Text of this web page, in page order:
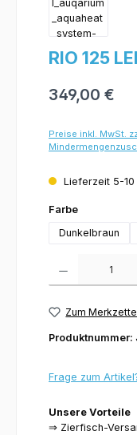
RIO 125
349,00 €
Preise inkl. MwSt.
Lieferzeit 5-10
Farbeauswählen
Dunkelbraun
Zum
Produktnummer:
Frage zum
Unsere Vorteile
⇒ Zierfisch-